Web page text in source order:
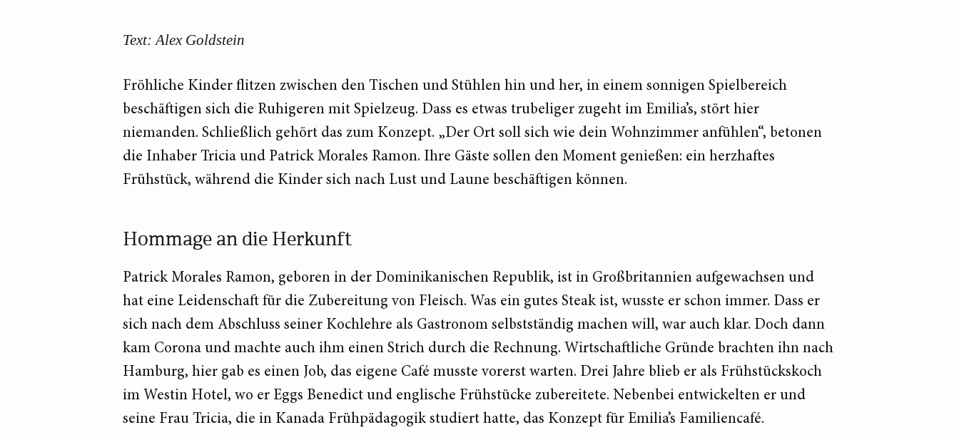
Text: Alex Goldstein
Fröhliche Kinder flitzen zwischen den Tischen und Stühlen hin und her, in einem sonnigen Spielbereich
beschäftigen sich die Ruhigeren mit Spielzeug. Dass es etwas trubeliger zugeht im Emilia’s, stört hier
niemanden. Schließlich gehört das zum Konzept. „Der Ort soll sich wie dein Wohnzimmer anfühlen“, betonen
die Inhaber Tricia und Patrick Morales Ramon. Ihre Gäste sollen den Moment genießen: ein herzhaftes
Frühstück, während die Kinder sich nach Lust und Laune beschäftigen können.
Hommage an die Herkunft
Patrick Morales Ramon, geboren in der Dominikanischen Republik, ist in Großbritannien aufgewachsen und
hat eine Leidenschaft für die Zubereitung von Fleisch. Was ein gutes Steak ist, wusste er schon immer. Dass er
sich nach dem Abschluss seiner Kochlehre als Gastronom selbstständig machen will, war auch klar. Doch dann
kam Corona und machte auch ihm einen Strich durch die Rechnung. Wirtschaftliche Gründe brachten ihn nach
Hamburg, hier gab es einen Job, das eigene Café musste vorerst warten. Drei Jahre blieb er als Frühstückskoch
im Westin Hotel, wo er Eggs Benedict und englische Frühstücke zubereitete. Nebenbei entwickelten er und
seine Frau Tricia, die in Kanada Frühpädagogik studiert hatte, das Konzept für Emilia’s Familiencafé.